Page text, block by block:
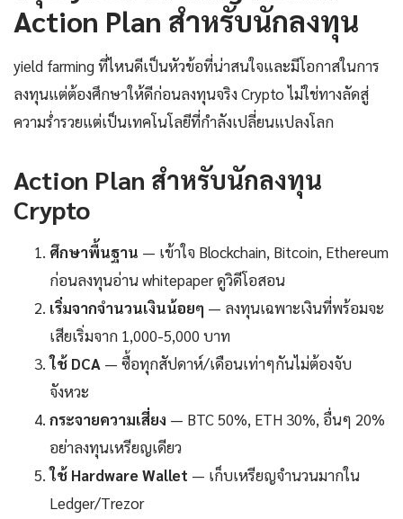
Action Plan สำหรับนักลงทุน
yield farming ที่ไหนดีเป็นหัวข้อที่น่าสนใจและมีโอกาสในการ
ลงทุนแต่ต้องศึกษาให้ดีก่อนลงทุนจริง Crypto ไม่ใช่ทางลัดสู่
ความร่ำรวยแต่เป็นเทคโนโลยีที่กำลังเปลี่ยนแปลงโลก
Action Plan สำหรับนักลงทุน
Crypto
ศึกษาพื้นฐาน — เข้าใจ Blockchain, Bitcoin, Ethereum
ก่อนลงทุนอ่าน whitepaper ดูวิดีโอสอน
เริ่มจากจำนวนเงินน้อยๆ — ลงทุนเฉพาะเงินที่พร้อมจะ
เสียเริ่มจาก 1,000-5,000 บาท
ใช้ DCA — ซื้อทุกสัปดาห์/เดือนเท่าๆกันไม่ต้องจับ
จังหวะ
กระจายความเสี่ยง — BTC 50%, ETH 30%, อื่นๆ 20%
อย่าลงทุนเหรียญเดียว
ใช้ Hardware Wallet — เก็บเหรียญจำนวนมากใน
Ledger/Trezor